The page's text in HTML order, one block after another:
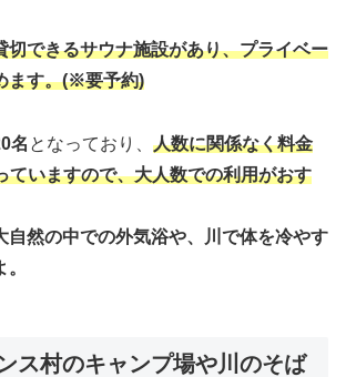
切できるサウナ施設があり、プライベー
ます。(※要予約)
名 となっており、 人数に関係なく料金
ていますので、大人数での利用がおす
自然の中での外気浴や、川で体を冷やす
ス村のキャンプ場や川のそば